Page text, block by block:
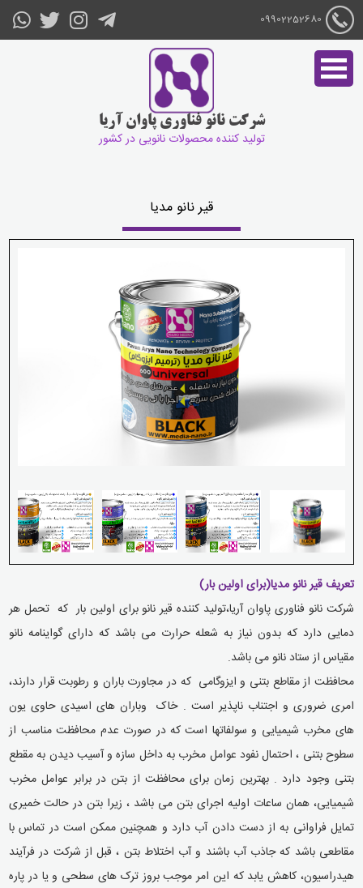
09902252680
شرکت نانو فناوری پاوان آریا
تولید کننده محصولات نانویی در کشور
قیر نانو مدیا
تعریف قیر نانو مدیا(برای اولین بار)
شرکت نانو فناوری پاوان آریا،تولید کننده قیر نانو برای اولین بار که تحمل هر
دمایی دارد که بدون نیاز به شعله حرارت می باشد که دارای گواینامه نانو
مقیاس از ستاد نانو می باشد.
محافظت از مقاطع بتنی و ایزوگامی که در مجاورت باران و رطوبت قرار دارند،
امری ضروری و اجتناب ناپذیر است . خاک وباران های اسیدی حاوی یون
های مخرب شیمیایی و سولفاتها است که در صورت عدم محافظت مناسب از
سطوح بتنی ، احتمال نفود عوامل مخرب به داخل سازه و آسیب دیدن به مقطع
بتنی وجود دارد . بهترین زمان برای محافظت از بتن در برابر عوامل مخرب
شیمیایی، همان ساعات اولیه اجرای بتن می باشد ، زیرا بتن در حالت خمیری
تمایل فراوانی به از دست دادن آب دارد و همچنین ممکن است در تماس با
مقاطعی باشد که جاذب آب باشند و آب اختلاط بتن ، قبل از شرکت در فرآیند
هیدراسیون، کاهش یابد که این امر موجب بروز ترک های سطحی و یا در پاره